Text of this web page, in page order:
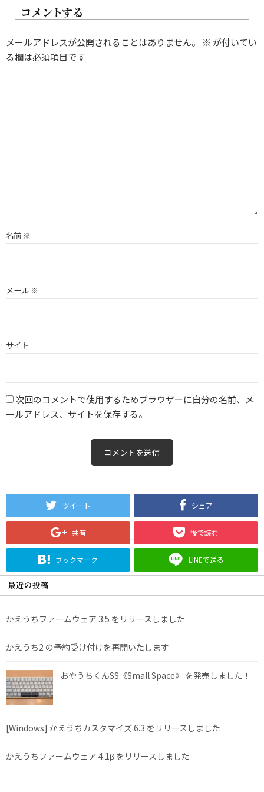
コメントする
メールアドレスが公開されることはありません。 ※ が付いてい
る欄は必須項目です
名前 ※
メール ※
サイト
次回のコメントで使用するためブラウザーに自分の名前、メ
ールアドレス、サイトを保存する。
ツイート シェア
共有 後で読む
ブックマーク LINEで送る
最近の投稿
かえうちファームウェア 3.5 をリリースしました
かえうち2 の予約受け付けを再開いたします
おやうちくんSS《Small Space》 を発売しました！
[Windows] かえうちカスタマイズ 6.3 をリリースしました
かえうちファームウェア 4.1β をリリースしました